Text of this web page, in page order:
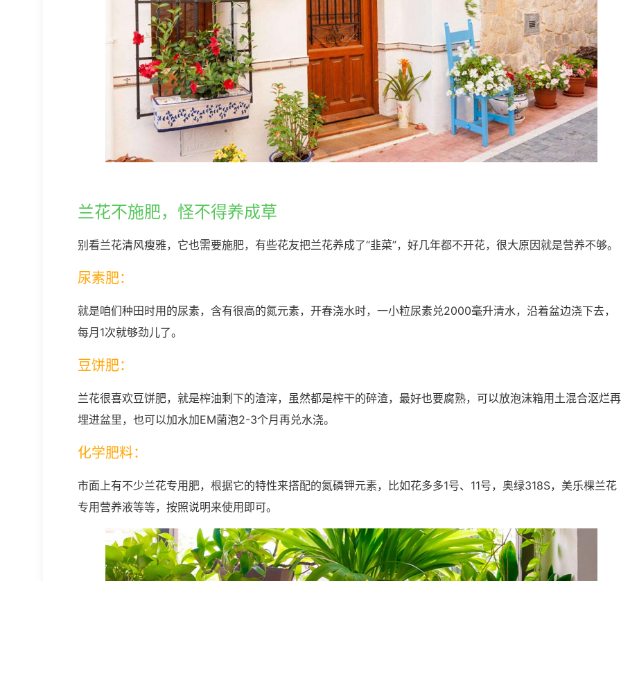
兰花不施肥，怪不得养成草
别看兰花清风瘦雅，它也需要施肥，有些花友把兰花养成了“韭菜”，好几年都不开花，很大原因就是营养不够。
尿素肥：
就是咱们种田时用的尿素，含有很高的氮元素，开春浇水时，一小粒尿素兑2000毫升清水，沿着盆边浇下去，
每月1次就够劲儿了。
豆饼肥：
兰花很喜欢豆饼肥，就是榨油剩下的渣滓，虽然都是榨干的碎渣，最好也要腐熟，可以放泡沫箱用土混合沤烂再
埋进盆里，也可以加水加EM菌泡2-3个月再兑水浇。
化学肥料：
市面上有不少兰花专用肥，根据它的特性来搭配的氮磷钾元素，比如花多多1号、11号，奥绿318S，美乐棵兰花
专用营养液等等，按照说明来使用即可。